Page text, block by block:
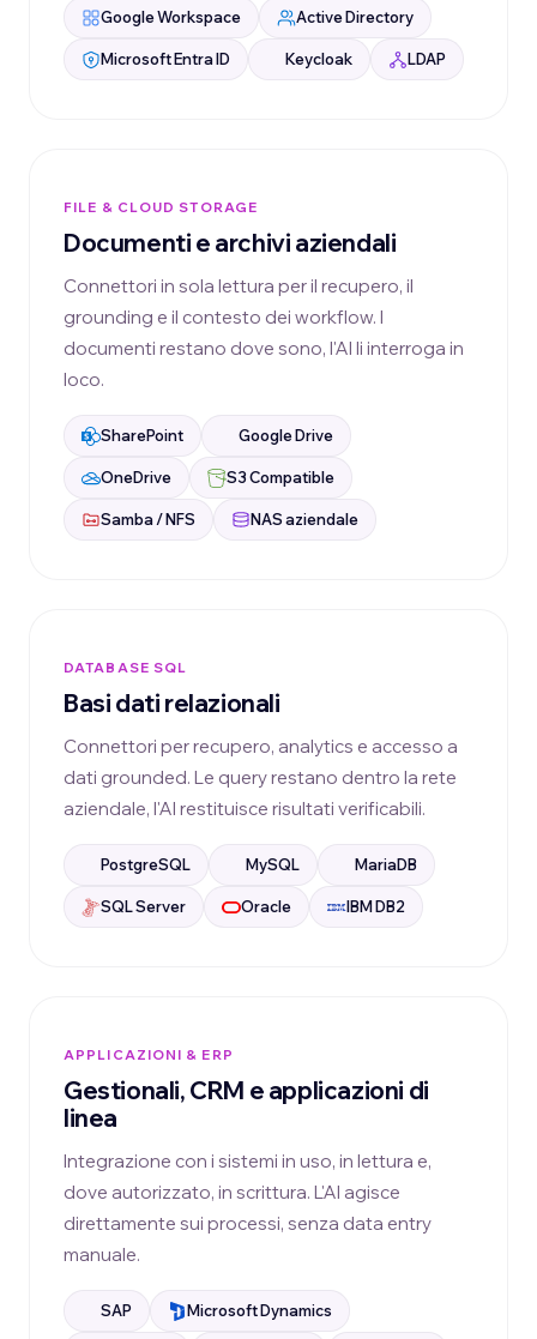
Google Workspace Active Directory
Microsoft Entra ID Keycloak LDAP
FILE & CLOUD STORAGE
Documenti e archivi aziendali
Connettori in sola lettura per il recupero, il
grounding e il contesto dei workflow. I
documenti restano dove sono, l'AI li interroga in
loco.
SharePoint Google Drive
OneDrive S3 Compatible
Samba / NFS NAS aziendale
DATABASE SQL
Basi dati relazionali
Connettori per recupero, analytics e accesso a
dati grounded. Le query restano dentro la rete
aziendale, l'AI restituisce risultati verificabili.
PostgreSQL MySQL MariaDB
SQL Server Oracle IBM DB2
APPLICAZIONI & ERP
Gestionali, CRM e applicazioni di
linea
Integrazione con i sistemi in uso, in lettura e,
dove autorizzato, in scrittura. L'AI agisce
direttamente sui processi, senza data entry
manuale.
SAP Microsoft Dynamics